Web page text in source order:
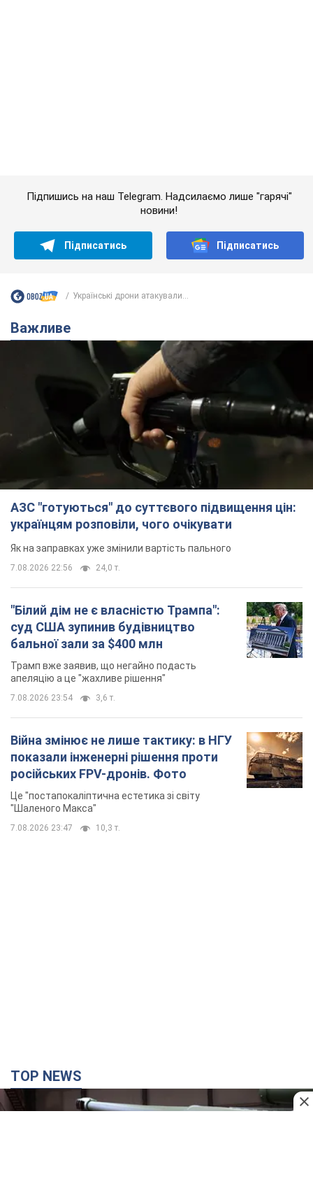
українцям розповіли, чого очікувати
Як на заправках уже змінили вартість пального
24,0 т.
"Білий дім не є власністю Трампа":
суд США зупинив будівництво
бальної зали за $400 млн
Трамп вже заявив, що негайно подасть
апеляцію а це "жахливе рішення"
7.08.2026 23:54 3,6 т.
Війна змінює не лише тактику: в НГУ
показали інженерні рішення проти
"Шаленого Макса"
7.08.2026 23:47 10,3 т.
залишився майже без ракет: як бути Україні?
Інтерв’ю з Мельником